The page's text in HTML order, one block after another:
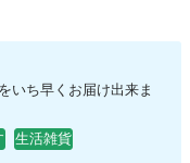
いち早くお届け出来ま
生活雑貨